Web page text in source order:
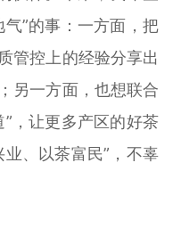
”的事：一方面，把
管控上的经验分享出
另一方面，也想联合
，让更多产区的好茶
、以茶富民”，不辜